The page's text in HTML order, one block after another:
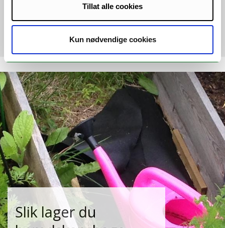
Tillat alle cookies
Kun nødvendige cookies
Alle nyheter
Slik lager du